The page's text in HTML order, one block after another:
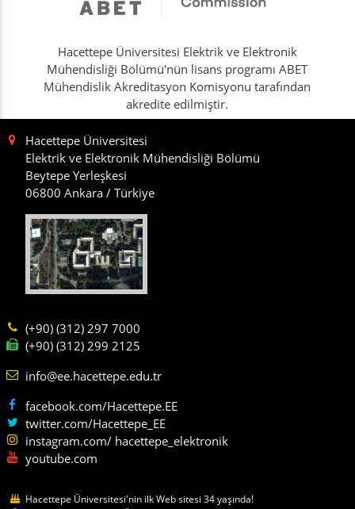
Hacettepe Üniversitesi Elektrik ve Elektronik
Mühendisliği Bölümü'nün lisans programı ABET
Mühendislik Akreditasyon Komisyonu tarafından
akredite edilmiştir.
Hacettepe Üniversitesi
Elektrik ve Elektronik Mühendisliği Bölümü
Beytepe Yerleşkesi
06800 Ankara / Türkiye
(+90) (312) 297 7000
(+90) (312) 299 2125
info@ee.hacettepe.edu.tr
facebook.com/Hacettepe.EE
twitter.com/Hacettepe_EE
instagram.com/ hacettepe_elektronik
youtube.com
Hacettepe Üniversitesi'nin ilk Web sitesi 34 yaşında!